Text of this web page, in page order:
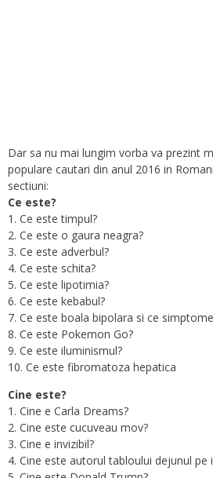
Dar sa nu mai lungim vorba va prezint
populare cautari din anul 2016 in
sectiuni:
Ce este?
1. Ce este timpul?
2. Ce este o gaura neagra?
3. Ce este adverbul?
4. Ce este schita?
5. Ce este lipotimia?
6. Ce este kebabul?
7. Ce este boala bipolara si ce
8. Ce este Pokemon Go?
9. Ce este iluminismul?
10. Ce este fibromatoza hepatica
Cine este?
1. Cine e Carla Dreams?
2. Cine este cucuveau mov?
3. Cine e invizibil?
4. Cine este autorul tabloului dejunul pe